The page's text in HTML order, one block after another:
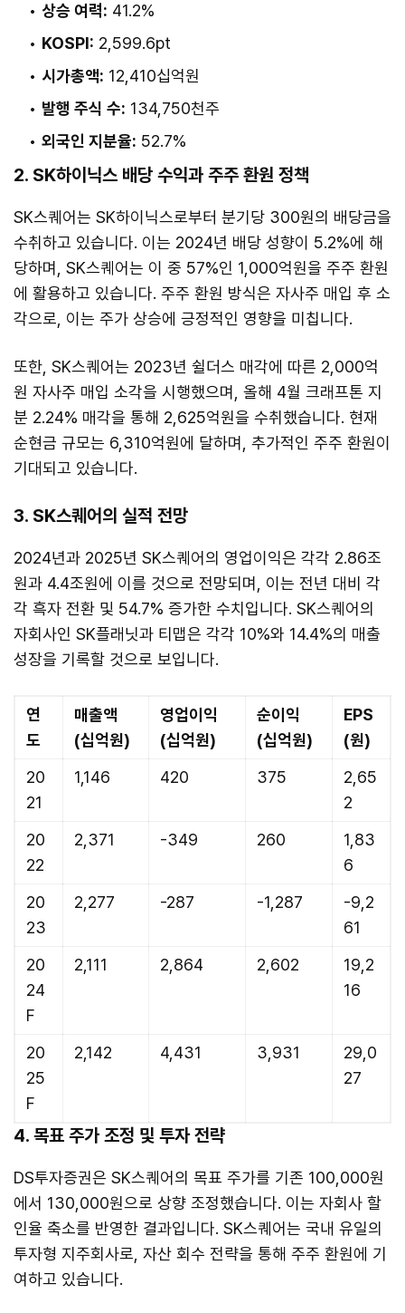
상승 여력: 41.2%
KOSPI: 2,599.6pt
시가총액: 12,410십억원
발행 주식 수: 134,750천주
외국인 지분율: 52.7%
2. SK하이닉스 배당 수익과 주주 환원 정책
SK스퀘어는 SK하이닉스로부터 분기당 300원의 배당금을
수취하고 있습니다. 이는 2024년 배당 성향이 5.2%에 해
당하며, SK스퀘어는 이 중 57%인 1,000억원을 주주 환원
에 활용하고 있습니다. 주주 환원 방식은 자사주 매입 후 소
각으로, 이는 주가 상승에 긍정적인 영향을 미칩니다.
또한, SK스퀘어는 2023년 쉴더스 매각에 따른 2,000억
원 자사주 매입 소각을 시행했으며, 올해 4월 크래프톤 지
분 2.24% 매각을 통해 2,625억원을 수취했습니다. 현재
순현금 규모는 6,310억원에 달하며, 추가적인 주주 환원이
기대되고 있습니다.
3. SK스퀘어의 실적 전망
2024년과 2025년 SK스퀘어의 영업이익은 각각 2.86조
원과 4.4조원에 이를 것으로 전망되며, 이는 전년 대비 각
각 흑자 전환 및 54.7% 증가한 수치입니다. SK스퀘어의
자회사인 SK플래닛과 티맵은 각각 10%와 14.4%의 매출
성장을 기록할 것으로 보입니다.
연
도
매출액
(십억원)
영업이익
(십억원)
순이익
(십억원)
EPS
(원)
20
21
1,146 420 375
2,65
2
20
22
2,371 -349 260
1,83
6
20
23
2,277 -287 -1,287
-9,2
61
20
24
F
2,111 2,864 2,602
19,2
16
20
25
F
2,142 4,431 3,931
29,0
27
4. 목표 주가 조정 및 투자 전략
DS투자증권은 SK스퀘어의 목표 주가를 기존 100,000원
에서 130,000원으로 상향 조정했습니다. 이는 자회사 할
인율 축소를 반영한 결과입니다. SK스퀘어는 국내 유일의
투자형 지주회사로, 자산 회수 전략을 통해 주주 환원에 기
여하고 있습니다.